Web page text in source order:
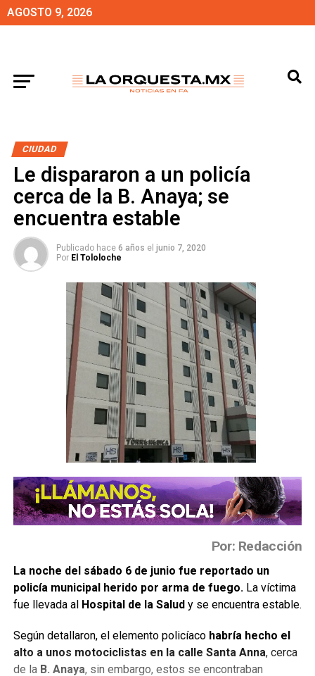
AGOSTO 9, 2026
CIUDAD
Le dispararon a un policía
cerca de la B. Anaya; se
encuentra estable
Publicado hace 6 años el junio 7, 2020
Por El Tololoche
Por: Redacción
La noche del sábado 6 de junio fue reportado un
policía municipal herido por arma de fuego. La víctima
fue llevada al Hospital de la Saludy se encuentra estable.
Según detallaron, el elemento policíacohabría hecho el
alto a unos motociclistas en la calle Santa Anna, cerca
de laB. Anaya, sin embargo, estos se encontraban